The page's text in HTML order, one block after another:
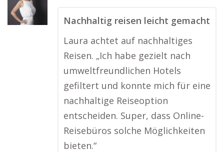
Nachhaltig reisen leicht gemacht
Laura achtet auf nachhaltiges
Reisen. „Ich habe gezielt nach
umweltfreundlichen Hotels
gefiltert und konnte mich für eine
nachhaltige Reiseoption
entscheiden. Super, dass Online-
Reisebüros solche Möglichkeiten
bieten.“